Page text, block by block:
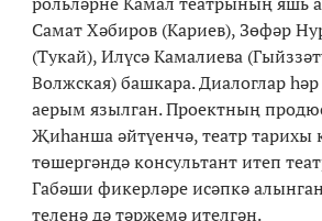
Самат Хәбиров (Кариев), Зөфәр
(Тукай), Илүсә Камалиева
Волжская) башкара. Диалоглар һәр
аерым язылган.Проектның
Җиһанша әйтүенчә, театр тарихы
төшергәндәконсультант итеп
Габәши фикерләре исәпкә
теленә дә тәрҗемә ителгән.